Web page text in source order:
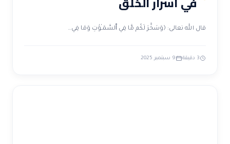
قال الله تعالى: ﴿وَسَخَّرَ لَكُم مَّا فِي ٱلسَّمَـٰوَٰتِ وَمَا فِي…
3 دقيقة 9 سبتمبر 2025